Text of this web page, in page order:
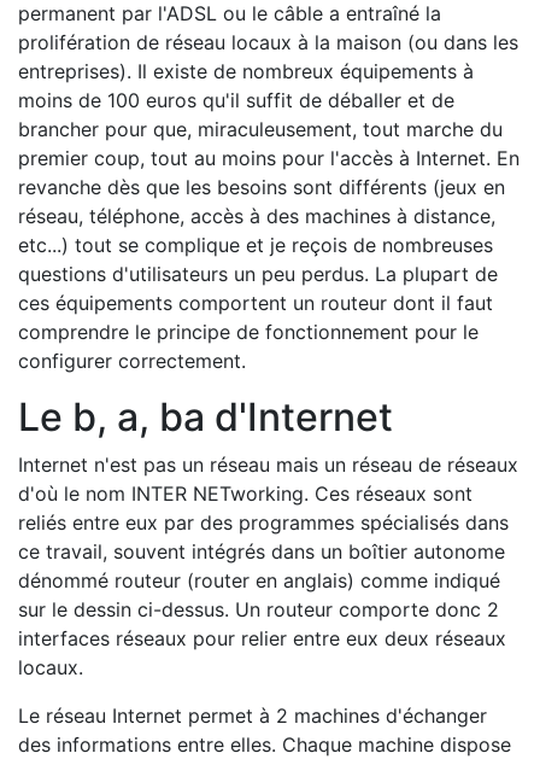
permanent par l'ADSL ou le câble a entraîné la
prolifération de réseau locaux à la maison (ou dans les
entreprises). Il existe de nombreux équipements à
moins de 100 euros qu'il suffit de déballer et de
brancher pour que, miraculeusement, tout marche du
premier coup, tout au moins pour l'accès à Internet. En
revanche dès que les besoins sont différents (jeux en
réseau, téléphone, accès à des machines à distance,
etc...) tout se complique et je reçois de nombreuses
questions d'utilisateurs un peu perdus. La plupart de
ces équipements comportent un routeur dont il faut
comprendre le principe de fonctionnement pour le
configurer correctement.
Le b, a, ba d'Internet
Internet n'est pas un réseau mais un réseau de réseaux
d'où le nom INTER NETworking. Ces réseaux sont
reliés entre eux par des programmes spécialisés dans
ce travail, souvent intégrés dans un boîtier autonome
dénommé routeur (router en anglais) comme indiqué
sur le dessin ci-dessus. Un routeur comporte donc 2
interfaces réseaux pour relier entre eux deux réseaux
locaux.
Le réseau Internet permet à 2 machines d'échanger
des informations entre elles. Chaque machine dispose